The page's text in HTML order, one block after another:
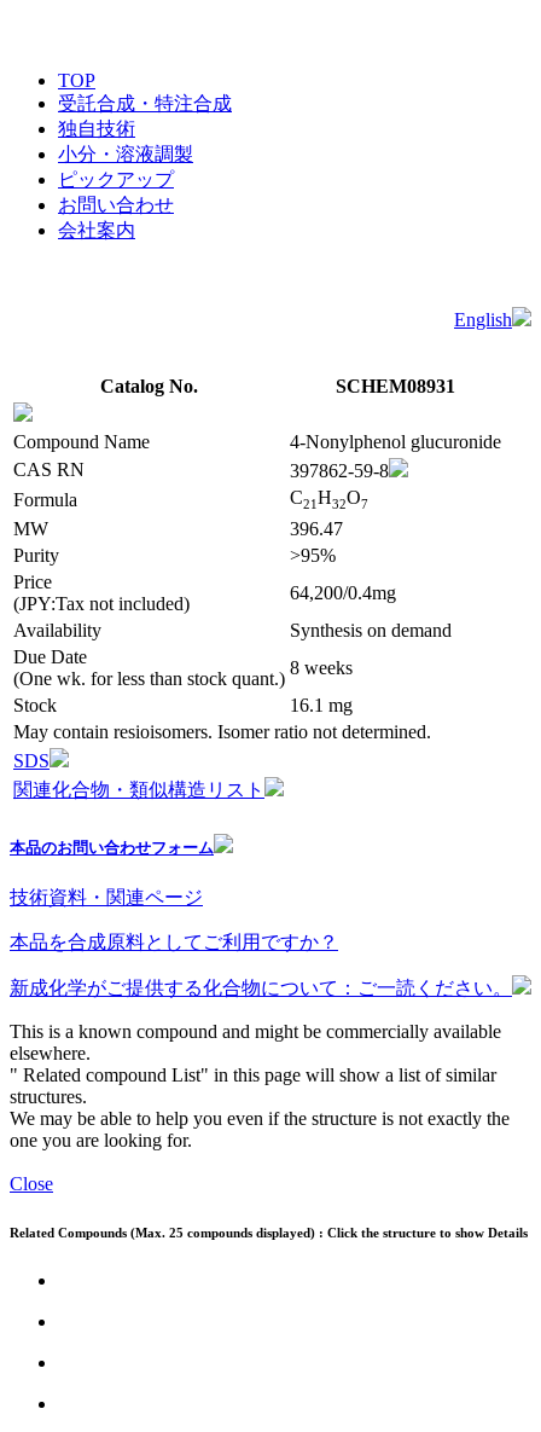
TOP
受託合成・特注合成
独自技術
小分・溶液調製
ピックアップ
お問い合わせ
会社案内
English
Catalog No. SCHEM08931
Compound Name
4-Nonylphenol glucuronide
CAS RN
397862-59-8
Formula
C21H32O7
MW
396.47
Purity
>95%
Price
(JPY:Tax not included)
64,200/0.4mg
Availability
Synthesis on demand
Due Date
(One wk. for less than stock quant.)
8 weeks
Stock
16.1 mg
May contain resioisomers. Isomer ratio not determined.
SDS
関連化合物・類似構造リスト
本品のお問い合わせフォーム
技術資料・関連ページ
本品を合成原料としてご利用ですか？
新成化学がご提供する化合物について：ご一読ください。
This is a known compound and might be commercially available
elsewhere.
" Related compound List" in this page will show a list of similar
structures.
We may be able to help you even if the structure is not exactly the
one you are looking for.
Close
Related Compounds (Max. 25 compounds displayed) : Click the structure to show Details